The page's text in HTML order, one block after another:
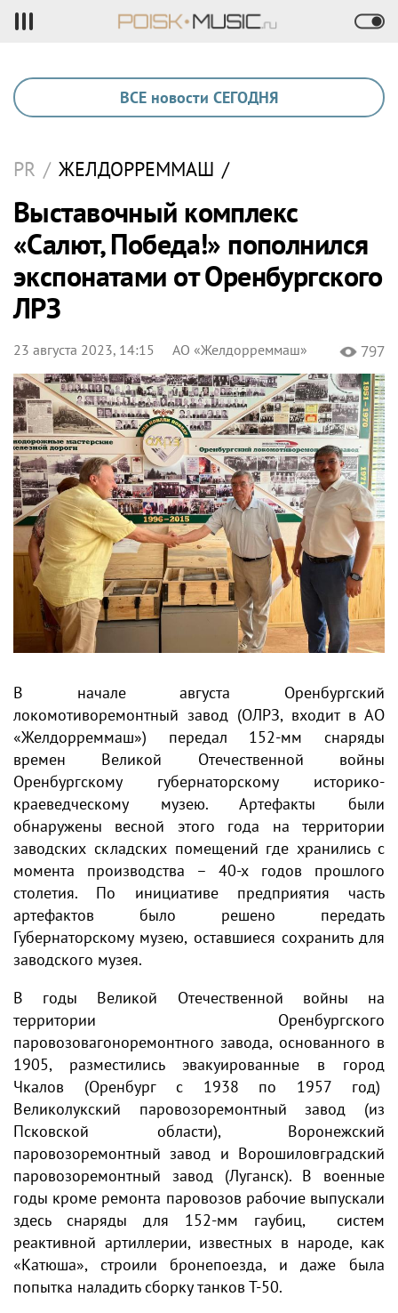
ВСЕ новости СЕГОДНЯ
PR / ЖЕЛДОРРЕММАШ /
Выставочный комплекс
«Салют, Победа!» пополнился
экспонатами от Оренбургского
ЛРЗ
23 августа 2023, 14:15 АО «Желдорреммаш» 797
В начале августа Оренбургский
локомотиворемонтный завод (ОЛРЗ, входит в АО
«Желдорреммаш») передал 152-мм снаряды
времен Великой Отечественной войны
Оренбургскому губернаторскому историко-
краеведческому музею. Артефакты были
обнаружены весной этого года на территории
заводских складских помещений где хранились с
момента производства – 40-х годов прошлого
столетия. По инициативе предприятия часть
артефактов было решено передать
Губернаторскому музею, оставшиеся сохранить для
заводского музея.
В годы Великой Отечественной войны на
территории Оренбургского
паровозовагоноремонтного завода, основанного в
1905, разместились эвакуированные в город
Чкалов (Оренбург с 1938 по 1957 год)
Великолукский паровозоремонтный завод (из
Псковской области), Воронежский
паровозоремонтный завод и Ворошиловградский
паровозоремонтный завод (Луганск). В военные
годы кроме ремонта паровозов рабочие выпускали
здесь снаряды для 152-мм гаубиц, систем
реактивной артиллерии, известных в народе, как
«Катюша», строили бронепоезда, и даже была
попытка наладить сборку танков Т-50.